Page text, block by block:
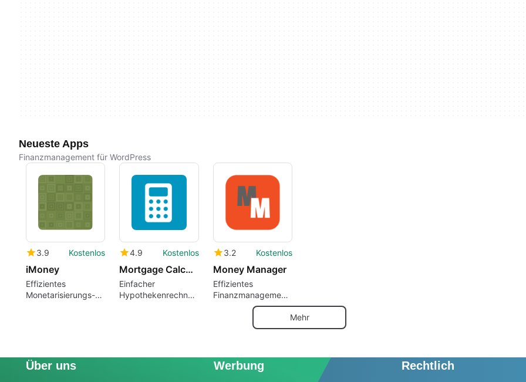
Neueste Apps
Finanzmanagement für WordPress
3.9 Kostenlos
iMoney
Effizientes
Monetarisierungs-
4.9 Kostenlos
Mortgage Calculator
Einfacher
Hypothekenrechner
3.2 Kostenlos
Money Manager
Effizientes
Finanzmanagement
mit Money Manager
Mehr
Über uns Werbung Rechtlich